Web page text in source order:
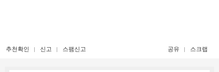
추천확인 신고 스팸신고 공유 스크랩